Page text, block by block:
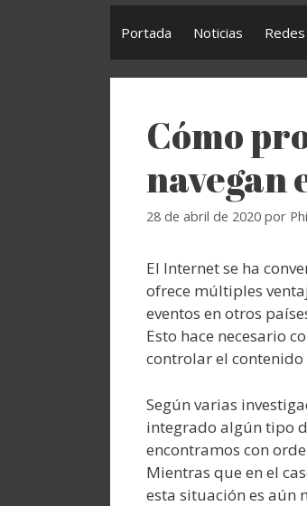
Portada Noticias
Cómo
navegan
28 de abril de 2020 por
El Internet se ha
ofrece múltiples
eventos en otros
Esto hace necesario
controlar el
Según varias
integrado algún tipo
encontramos con
Mientras que en el
esta situación es aún